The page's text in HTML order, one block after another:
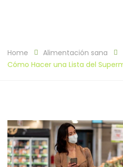
Home
Alimentación sana
Cómo Hacer una Lista del